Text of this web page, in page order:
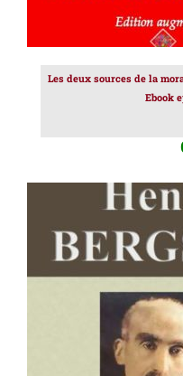
Les deux sources de la
Ebook
AJOUTER AU